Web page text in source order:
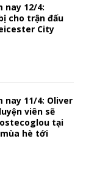
nay 12/4:
cho trận đấu
City
nay 11/4: Oliver
viên sẽ
tại
hè tới